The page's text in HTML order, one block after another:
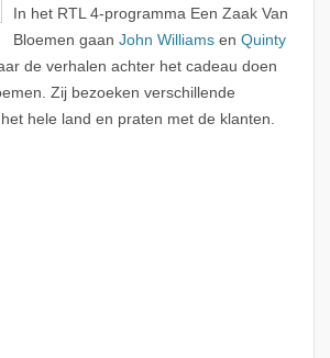
In het RTL 4-programma Een Zaak Van
Bloemen gaan John Williamsen Quinty
de verhalen achter het cadeau doen
Zij bezoeken verschillende
hele land en praten met de klanten.